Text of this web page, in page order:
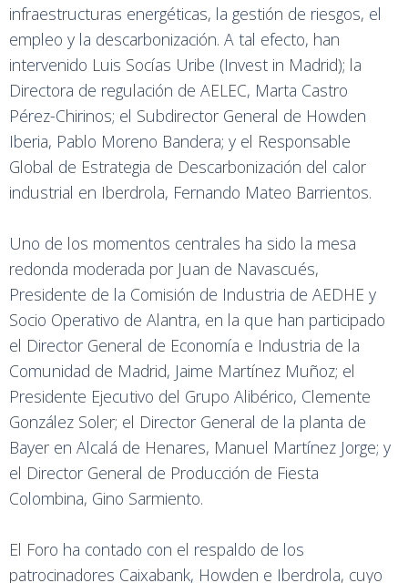
infraestructuras energéticas, la gestión de riesgos, el
empleo y la descarbonización. A tal efecto, han
intervenido Luis Socías Uribe (Invest in Madrid); la
Directora de regulación de AELEC, Marta Castro
Pérez-Chirinos; el Subdirector General de Howden
Iberia, Pablo Moreno Bandera; y el Responsable
Global de Estrategia de Descarbonización del calor
industrial en Iberdrola, Fernando Mateo Barrientos.
Uno de los momentos centrales ha sido la mesa
redonda moderada por Juan de Navascués,
Presidente de la Comisión de Industria de AEDHE y
Socio Operativo de Alantra, en la que han participado
el Director General de Economía e Industria de la
Comunidad de Madrid, Jaime Martínez Muñoz; el
Presidente Ejecutivo del Grupo Alibérico, Clemente
González Soler; el Director General de la planta de
Bayer en Alcalá de Henares, Manuel Martínez Jorge; y
el Director General de Producción de Fiesta
Colombina, Gino Sarmiento.
El Foro ha contado con el respaldo de los
patrocinadores Caixabank, Howden e Iberdrola, cuyo